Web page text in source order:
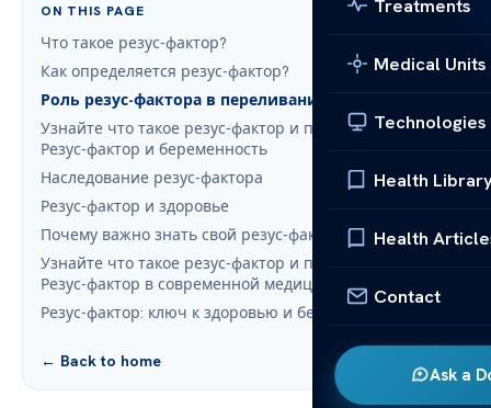
Treatments
Medical Units
Technologies
Health
Health
Contact
Ask a
ON THIS PAGE
Что такое резус-фактор?
Как определяется резус-фактор?
Роль резус-фактора в переливании крови
Узнайте что такое резус-фактор и почему он важен:
Резус-фактор и беременность
Наследование резус-фактора
Резус-фактор и здоровье
Почему важно знать свой резус-фактор?
Узнайте что такое резус-фактор и почему он важен:
Резус-фактор в современной медицине
Резус-фактор: ключ к здоровью и безопасности
← Back to home